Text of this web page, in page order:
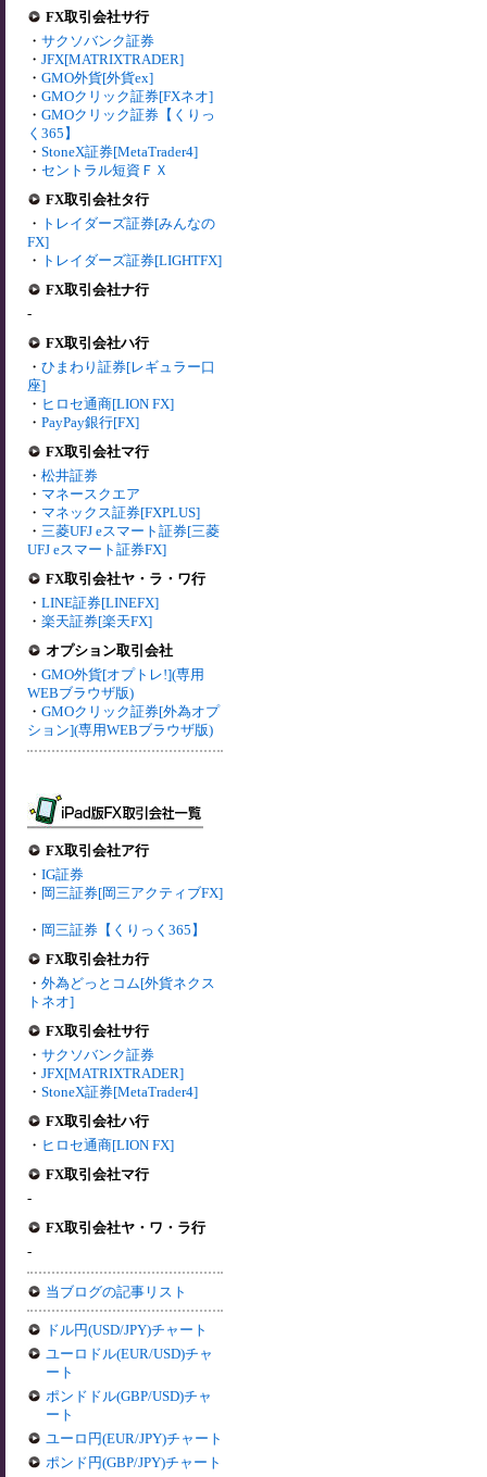
FX取引会社サ行
・ サクソバンク証券
・ JFX[MATRIXTRADER]
・ GMO外貨[外貨ex]
・ GMOクリック証券[FXネオ]
・ GMOクリック証券【くりっ
く365】
・ StoneX証券[MetaTrader4]
・ セントラル短資ＦＸ
FX取引会社タ行
・ トレイダーズ証券[みんなの
FX]
・ トレイダーズ証券[LIGHTFX]
FX取引会社ナ行
-
FX取引会社ハ行
・ ひまわり証券[レギュラー口
座]
・ ヒロセ通商[LION FX]
・ PayPay銀行[FX]
FX取引会社マ行
・ 松井証券
・ マネースクエア
・ マネックス証券[FXPLUS]
・ 三菱UFJ eスマート証券[三菱
UFJ eスマート証券FX]
FX取引会社ヤ・ラ・ワ行
・ LINE証券[LINEFX]
・ 楽天証券[楽天FX]
オプション取引会社
・ GMO外貨[オプトレ!](専用
WEBブラウザ版)
・ GMOクリック証券[外為オプ
ション](専用WEBブラウザ版)
FX取引会社ア行
・ IG証券
・ 岡三証券[岡三アクティブFX]
・ 岡三証券【くりっく365】
FX取引会社カ行
・ 外為どっとコム[外貨ネクス
トネオ]
FX取引会社サ行
・ サクソバンク証券
・ JFX[MATRIXTRADER]
・ StoneX証券[MetaTrader4]
FX取引会社ハ行
・ ヒロセ通商[LION FX]
FX取引会社マ行
-
FX取引会社ヤ・ワ・ラ行
-
当ブログの記事リスト
ドル円(USD/JPY)チャート
ユーロドル(EUR/USD)チャ
ート
ポンドドル(GBP/USD)チャ
ート
ユーロ円(EUR/JPY)チャート
ポンド円(GBP/JPY)チャート